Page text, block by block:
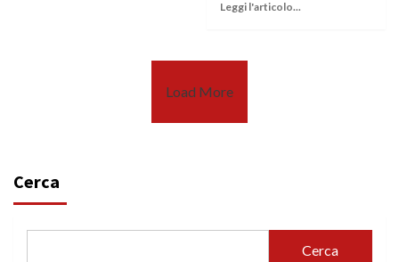
Leggi l'articolo...
Load More
Cerca
Cerca